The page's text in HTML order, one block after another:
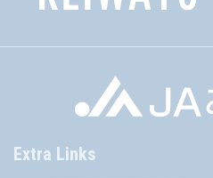
Extra Links